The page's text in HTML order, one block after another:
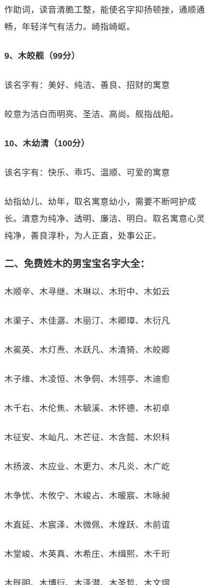
作助词，读音清脆工整，能使名字抑扬顿挫，通顺通
畅，年轻洋气有活力。崎指崎岖。
9、木皎舰（99分）
该名字有：美好、纯洁、善良、招财的寓意
皎意为洁白而明亮、圣洁、高尚。舰指战船。
10、木幼清（100分）
该名字有：快乐、乖巧、温顺、可爱的寓意
幼指幼儿、幼年，取名寓意幼小，需要不断呵护成
长。清意为纯净、透明、廉洁、明白。取名寓意心灵
纯净，善良淳朴，为人正直，处事公正。
二、免费姓木的男宝宝名字大全：
木顺辛、木寻继、木琳以、木珩中、木如云
木渠子、木佳潺、木丽汀、木卿璋、木衍凡
木冕英、木灯焘、木跃凡、木清猗、木皎卿
木子维、木凌恒、木争侗、木翎亭、木迪愈
木千右、木伦焦、木毓溪、木怀德、木初卓
木征安、木屾凡、木芒征、木含懿、木炽科
木扬波、木应业、木更力、木凡炎、木广屹
木争忧、木攸宁、木峻占、木暖宸、木咏昶
木直延、木宸泽、木微佩、木煌跃、木前谊
木堂峻、木英真、木希庄、木缉熙、木千珩
木既明、木博衍、木泽潜、木圣哲、木文熠